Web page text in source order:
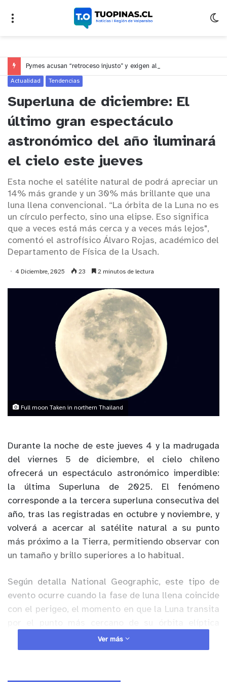
Actualidad Tendencias
Superluna de diciembre: El
último gran espectáculo
astronómico del año iluminará
el cielo este jueves
Esta noche el satélite natural de podrá apreciar un
14% más grande y un 30% más brillante que una
luna llena convencional. “La órbita de la Luna no es
un círculo perfecto, sino una elipse. Eso significa
que a veces está más cerca y a veces más lejos",
comentó el astrofísico Álvaro Rojas, académico del
Departamento de Física de la Usach.
4 Diciembre, 2025 23 2 minutos de lectura
Full moon Taken in northern Thailand
Durante la noche de este jueves 4 y la madrugada
del viernes 5 de diciembre, el cielo chileno
ofrecerá un espectáculo astronómico imperdible:
la última Superluna de 2025. El fenómeno
corresponde a la tercera superluna consecutiva del
año, tras las registradas en octubre y noviembre, y
volverá a acercar al satélite natural a su punto
más próximo a la Tierra, permitiendo observar con
un tamaño y brillo superiores a lo habitual.
Según detalla National Geographic, este tipo de
evento ocurre cuando la fase de luna llena coincide
con el perigeo, el momento en que la Luna transita
alrededor de la Tierra. Esta configuración hace
que pueda apreciarse hasta un 14% más grande y
llena común.
Ver más